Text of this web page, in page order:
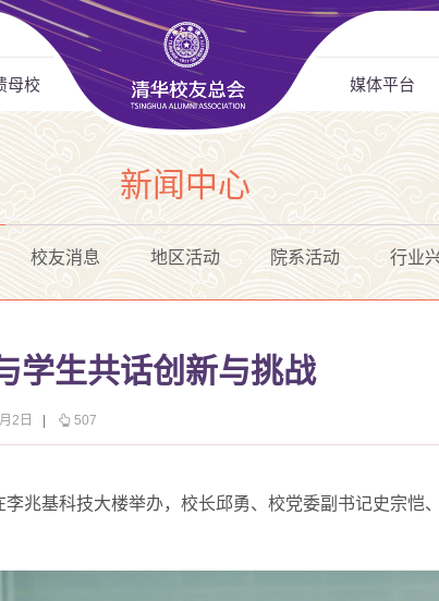
母校 媒体平台
新闻中心
校友消息 地区活动 院系活动 行业
学生共话创新与挑战
2日 507
李兆基科技大楼举办，校长邱勇、校党委副书记史宗恺